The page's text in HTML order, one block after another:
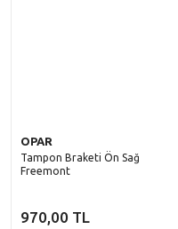
OPAR
Tampon Braketi Ön Sağ
Freemont
970,00 TL